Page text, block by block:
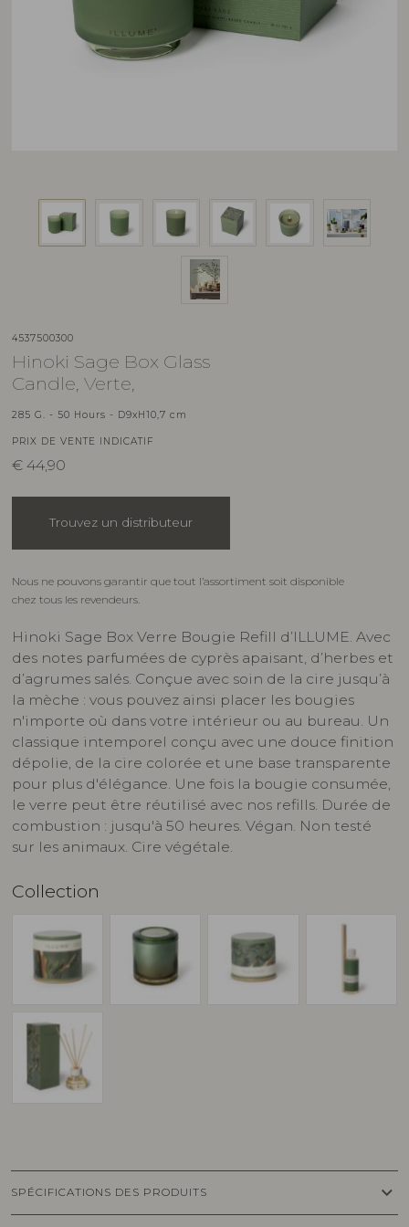
4537500300
Hinoki Sage Box Glass
Candle, Verte,
285 G. - 50 Hours - D9xH10,7 cm
PRIX DE VENTE INDICATIF
€ 44,90
Trouvez un distributeur
Nous ne pouvons garantir que tout l’assortiment soit disponible
chez tous les revendeurs.
Hinoki Sage Box Verre Bougie Refill d’ILLUME. Avec
des notes parfumées de cyprès apaisant, d’herbes et
d’agrumes salés. Conçue avec soin de la cire jusqu’à
la mèche : vous pouvez ainsi placer les bougies
n'importe où dans votre intérieur ou au bureau. Un
classique intemporel conçu avec une douce finition
dépolie, de la cire colorée et une base transparente
pour plus d'élégance. Une fois la bougie consumée,
le verre peut être réutilisé avec nos refills. Durée de
combustion : jusqu'à 50 heures. Végan. Non testé
sur les animaux. Cire végétale.
Collection
SPÉCIFICATIONS DES PRODUITS keyboard_arrow_down